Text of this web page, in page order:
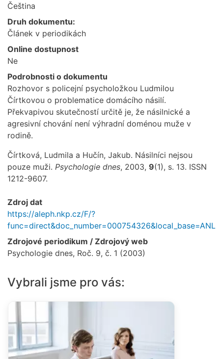
Čeština
Druh dokumentu:
Článek v periodikách
Online dostupnost
Ne
Podrobnosti o dokumentu
Rozhovor s policejní psycholožkou Ludmilou
Čírtkovou o problematice domácího násilí.
Překvapivou skutečností určitě je, že násilnické a
agresivní chování není výhradní doménou muže v
rodině.
Čírtková, Ludmila a Hučín, Jakub. Násilníci nejsou
pouze muži. Psychologie dnes, 2003, 9(1), s. 13. ISSN
1212-9607.
Zdroj dat
https://aleph.nkp.cz/F/?
func=direct&doc_number=000754326&local_base=ANL
Zdrojové periodikum / Zdrojový web
Psychologie dnes, Roč. 9, č. 1 (2003)
Vybrali jsme pro vás: